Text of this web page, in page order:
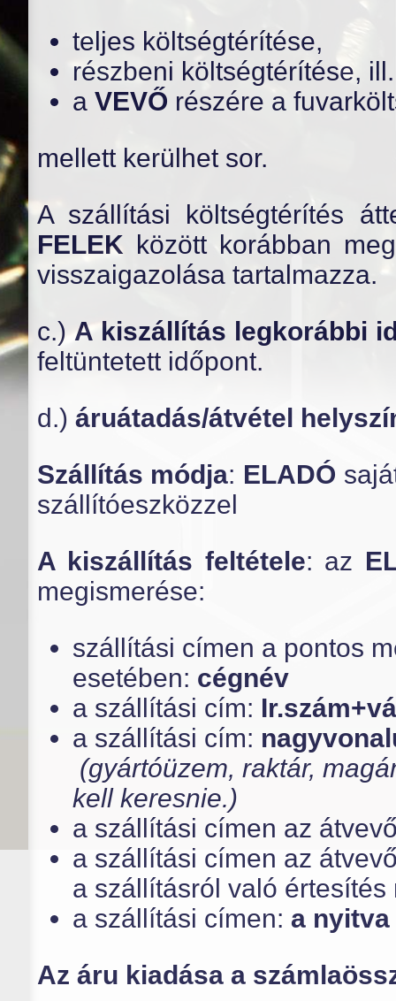
teljes költségtérítése,
részbeni költségtérítése, ill.
a VEVŐ részére a
mellett kerülhet sor.
A szállítási költségtérítés
FELEK között korábban
visszaigazolása tartalmazza.
c.) A kiszállítás legkorábbi
feltüntetett időpont.
d.) áruátadás/átvétel
Szállítás módja: ELADÓ
szállítóeszközzel
A kiszállítás feltétele: az
megismerése:
szállítási címen a pontos
esetében: cégnév
a szállítási cím:
a szállítási cím:
(gyártóüzem, raktár,
kell keresnie.)
a szállítási címen az
a szállítási címen az
a szállításról való értesítés
a szállítási címen: a
Az áru kiadása a